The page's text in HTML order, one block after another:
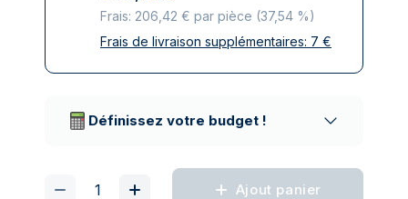
Frais: 206,42 € par pièce (37,54 %)
Toutes taxes comprises
Frais de livraison supplémentaires: 7 €
Définissez votre budget !
Ajout panier